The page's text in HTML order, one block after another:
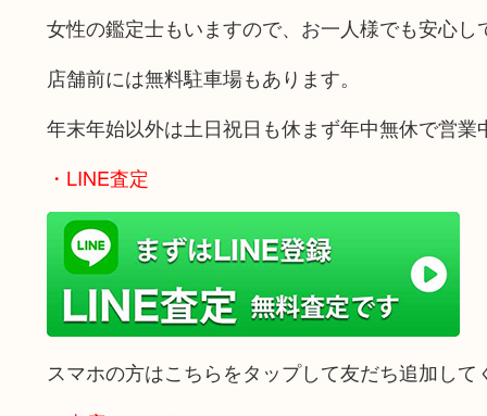
女性の鑑定士もいますので、お一人様でも安心し
店舗前には無料駐車場もあります。
年末年始以外は土日祝日も休まず年中無休で営業
・LINE査定
スマホの方はこちらをタップして友だち追加して